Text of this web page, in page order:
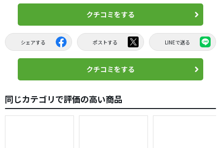
クチコミをする
シェアする ポストする LINEで送る
クチコミをする
同じカテゴリで評価の高い商品